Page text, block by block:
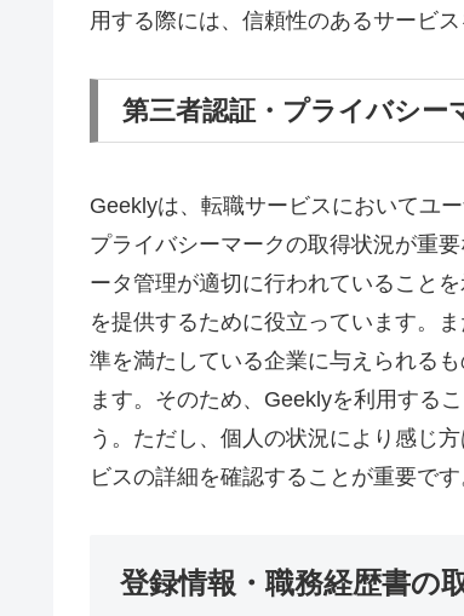
用する際には、信頼性のあるサービ
第三者認証・プライバシー
Geeklyは、転職サービスにおいてユ
プライバシーマークの取得状況が重
ータ管理が適切に行われていること
を提供するために役立っています。
準を満たしている企業に与えられる
ます。そのため、Geeklyを利用する
う。ただし、個人の状況により感じ
ビスの詳細を確認することが重要です
登録情報・職務経歴書の